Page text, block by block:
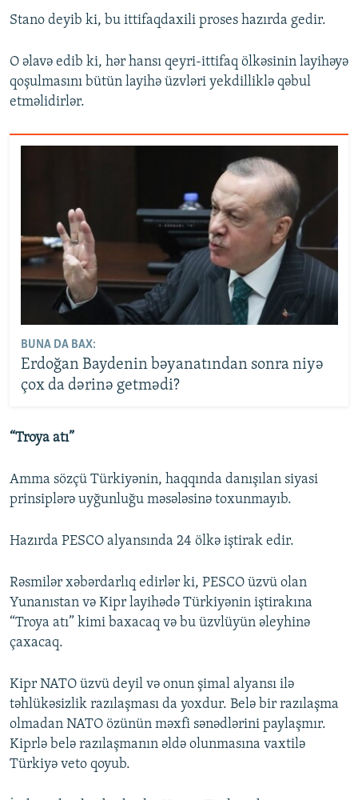
Stano deyib ki, bu ittifaqdaxili proses hazırda gedir.
O əlavə edib ki, hər hansı qeyri-ittifaq ölkəsinin layihəyə
qoşulmasını bütün layihə üzvləri yekdilliklə qəbul
etməlidirlər.
BUNA DA BAX:
Erdoğan Baydenin bəyanatından sonra niyə
çox da dərinə getmədi?
“Troya atı”
Amma sözçü Türkiyənin, haqqında danışılan siyasi
prinsiplərə uyğunluğu məsələsinə toxunmayıb.
Hazırda PESCO alyansında 24 ölkə iştirak edir.
Rəsmilər xəbərdarlıq edirlər ki, PESCO üzvü olan
Yunanıstan və Kipr layihədə Türkiyənin iştirakına
“Troya atı” kimi baxacaq və bu üzvlüyün əleyhinə
çaxacaq.
Kipr NATO üzvü deyil və onun şimal alyansı ilə
təhlükəsizlik razılaşması da yoxdur. Belə bir razılaşma
olmadan NATO özünün məxfi sənədlərini paylaşmır.
Kiprlə belə razılaşmanın əldə olunmasına vaxtilə
Türkiyə veto qoyub.